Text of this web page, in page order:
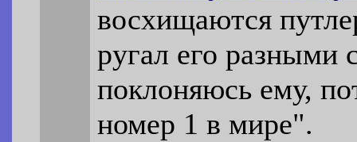
восхищаются
ругал его разными
поклоняюсь ему,
номер 1 в мире".